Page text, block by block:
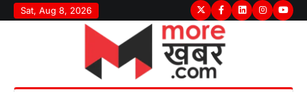
Skip
to
Sat, Aug 8, 2026 TwitterFacebook
LinkedInInstagram